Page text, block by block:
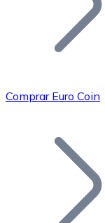
Bitcoin
Comprar Euro Coin